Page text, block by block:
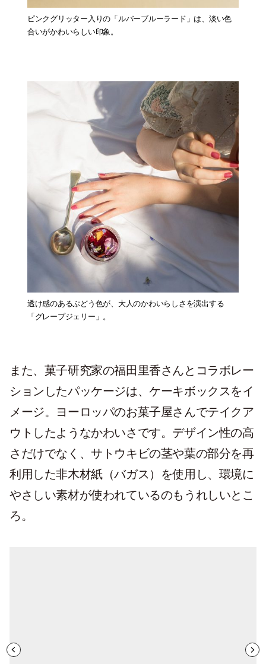
ピンクグリッター入りの「ルバーブルーラード」は、淡い色
合いがかわいらしい印象。
透け感のあるぶどう色が、大人のかわいらしさを演出する
「グレープジェリー」。
また、菓子研究家の福田里香さんとコラボレー
ションしたパッケージは、ケーキボックスをイ
メージ。ヨーロッパのお菓子屋さんでテイクア
ウトしたようなかわいさです。デザイン性の高
さだけでなく、サトウキビの茎や葉の部分を再
利用した非木材紙（バガス）を使用し、環境に
やさしい素材が使われているのもうれしいとこ
ろ。